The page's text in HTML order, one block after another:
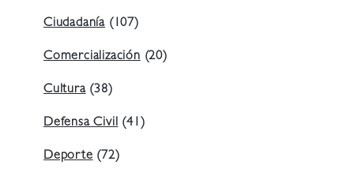
Ciudadanía (107)
Comercialización (20)
Cultura(38)
Defensa Civil (41)
Deporte (72)